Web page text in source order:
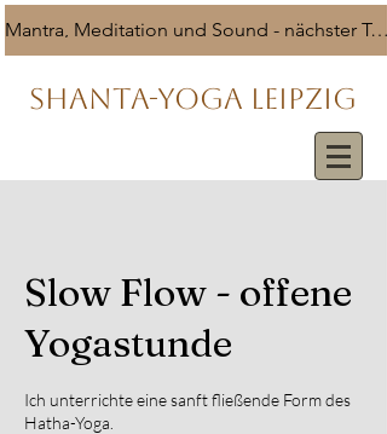
Mantra, Meditation und Sound - nächster Termin 5.8.2026 - Spendenbasis
SHANTA-YOGA LEIPZIG
Slow Flow - offene
Yogastunde
Ich unterrichte eine sanft fließende Form des
Hatha-Yoga.